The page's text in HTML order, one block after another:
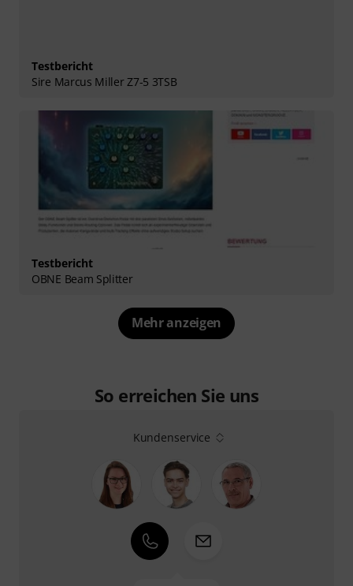
Testbericht
Sire Marcus Miller Z7-5 3TSB
Testbericht
OBNE Beam Splitter
Mehr anzeigen
So erreichen Sie uns
Kundenservice